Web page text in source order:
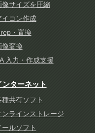
像サイズを圧縮
イコン作成
・置換
像変換
入力・作成支援
ンターネット
種共有ソフト
ンラインストレージ
ールソフト